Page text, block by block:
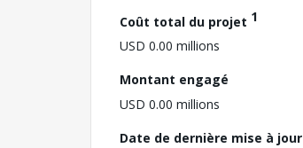
Coût total du projet 1
USD 0.00 millions
Montant engagé
USD 0.00 millions
Date de dernière mise à jour